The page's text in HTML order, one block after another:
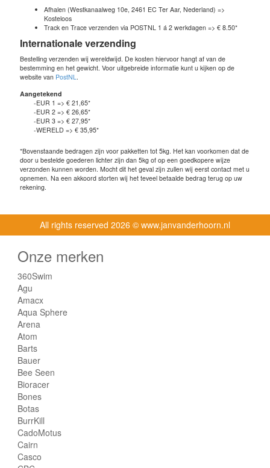
Afhalen (Westkanaalweg 10e, 2461 EC Ter Aar, Nederland) =>
Kosteloos
Track en Trace verzenden via POSTNL 1 á 2 werkdagen => € 8.50*
Internationale verzending
Bestelling verzenden wij wereldwijd. De kosten hiervoor hangt af van de
bestemming en het gewicht. Voor uitgebreide informatie kunt u kijken op de
website van PostNL.
Aangetekend
-EUR 1 => € 21,65*
-EUR 2 => € 26,65*
-EUR 3 => € 27,95*
-WERELD => € 35,95*
*Bovenstaande bedragen zijn voor pakketten tot 5kg. Het kan voorkomen dat de
door u bestelde goederen lichter zijn dan 5kg of op een goedkopere wijze
verzonden kunnen worden. Mocht dit het geval zijn zullen wij eerst contact met u
opnemen. Na een akkoord storten wij het teveel betaalde bedrag terug op uw
rekening.
All rights reserved 2026 © www.janvanderhoorn.nl
Onze merken
360Swim
Agu
Amacx
Aqua Sphere
Arena
Atom
Barts
Bauer
Bee Seen
Bioracer
Bones
Botas
BurrKill
CadoMotus
Cairn
Casco